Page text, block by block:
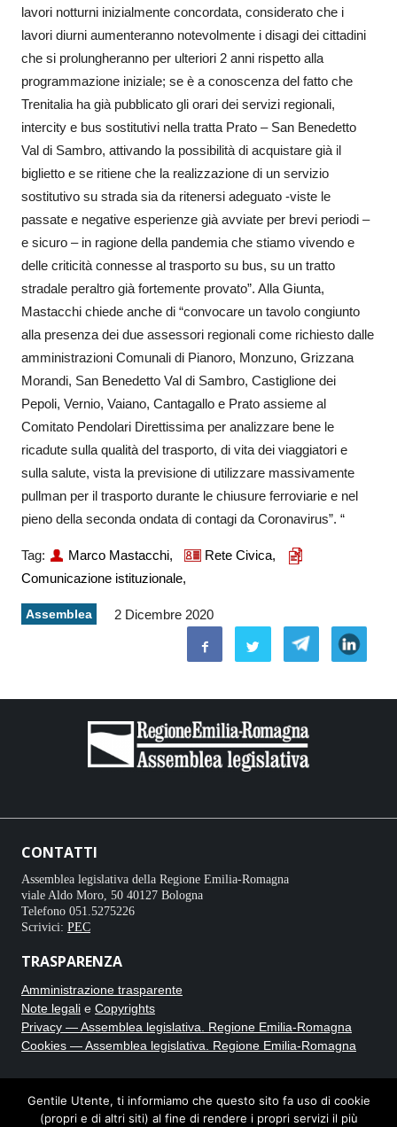
lavori notturni inizialmente concordata, considerato che i
lavori diurni aumenteranno notevolmente i disagi dei cittadini
che si prolungheranno per ulteriori 2 anni rispetto alla
programmazione iniziale; se è a conoscenza del fatto che
Trenitalia ha già pubblicato gli orari dei servizi regionali,
intercity e bus sostitutivi nella tratta Prato – San Benedetto
Val di Sambro, attivando la possibilità di acquistare già il
biglietto e se ritiene che la realizzazione di un servizio
sostitutivo su strada sia da ritenersi adeguato -viste le
passate e negative esperienze già avviate per brevi periodi –
e sicuro – in ragione della pandemia che stiamo vivendo e
delle criticità connesse al trasporto su bus, su un tratto
stradale peraltro già fortemente provato”. Alla Giunta,
Mastacchi chiede anche di “convocare un tavolo congiunto
alla presenza dei due assessori regionali come richiesto dalle
amministrazioni Comunali di Pianoro, Monzuno, Grizzana
Morandi, San Benedetto Val di Sambro, Castiglione dei
Pepoli, Vernio, Vaiano, Cantagallo e Prato assieme al
Comitato Pendolari Direttissima per analizzare bene le
ricadute sulla qualità del trasporto, di vita dei viaggiatori e
sulla salute, vista la previsione di utilizzare massivamente
pullman per il trasporto durante le chiusure ferroviarie e nel
pieno della seconda ondata di contagi da Coronavirus”. “
Tag: Marco Mastacchi,
Rete Civica,
Comunicazione istituzionale,
Assemblea 2 Dicembre 2020
CONTATTI
Assemblea legislativa della Regione Emilia-Romagna
viale Aldo Moro, 50 40127 Bologna
Telefono 051.5275226
Scrivici: PEC
TRASPARENZA
Amministrazione trasparente
Note legali e Copyrights
Privacy — Assemblea legislativa. Regione Emilia-Romagna
Cookies — Assemblea legislativa. Regione Emilia-Romagna
CRONACA BIANCA
Gentile Utente, ti informiamo che questo sito fa uso di cookie
(propri e di altri siti) al fine di rendere i propri servizi il più